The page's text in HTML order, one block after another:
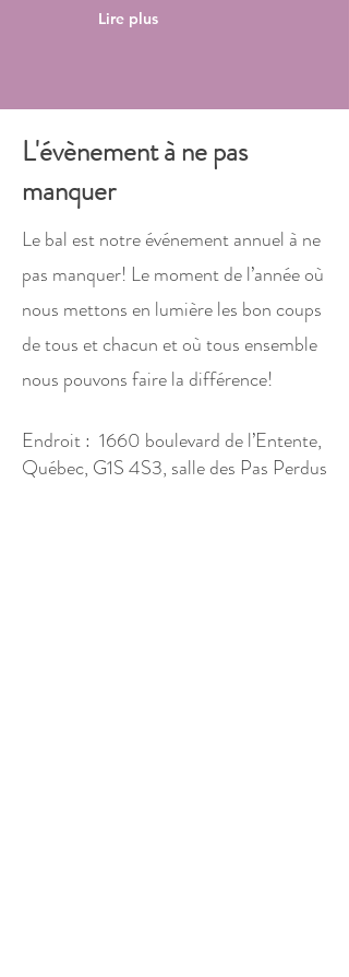
Lire plus
L'évènement à ne pas
manquer
Le bal est notre événement annuel à ne
pas manquer! Le moment de l’année où
nous mettons en lumière les bon coups
de tous et chacun et où tous ensemble
nous pouvons faire la différence!
Endroit : 1660 boulevard de l’Entente,
Québec, G1S 4S3, salle des Pas Perdus